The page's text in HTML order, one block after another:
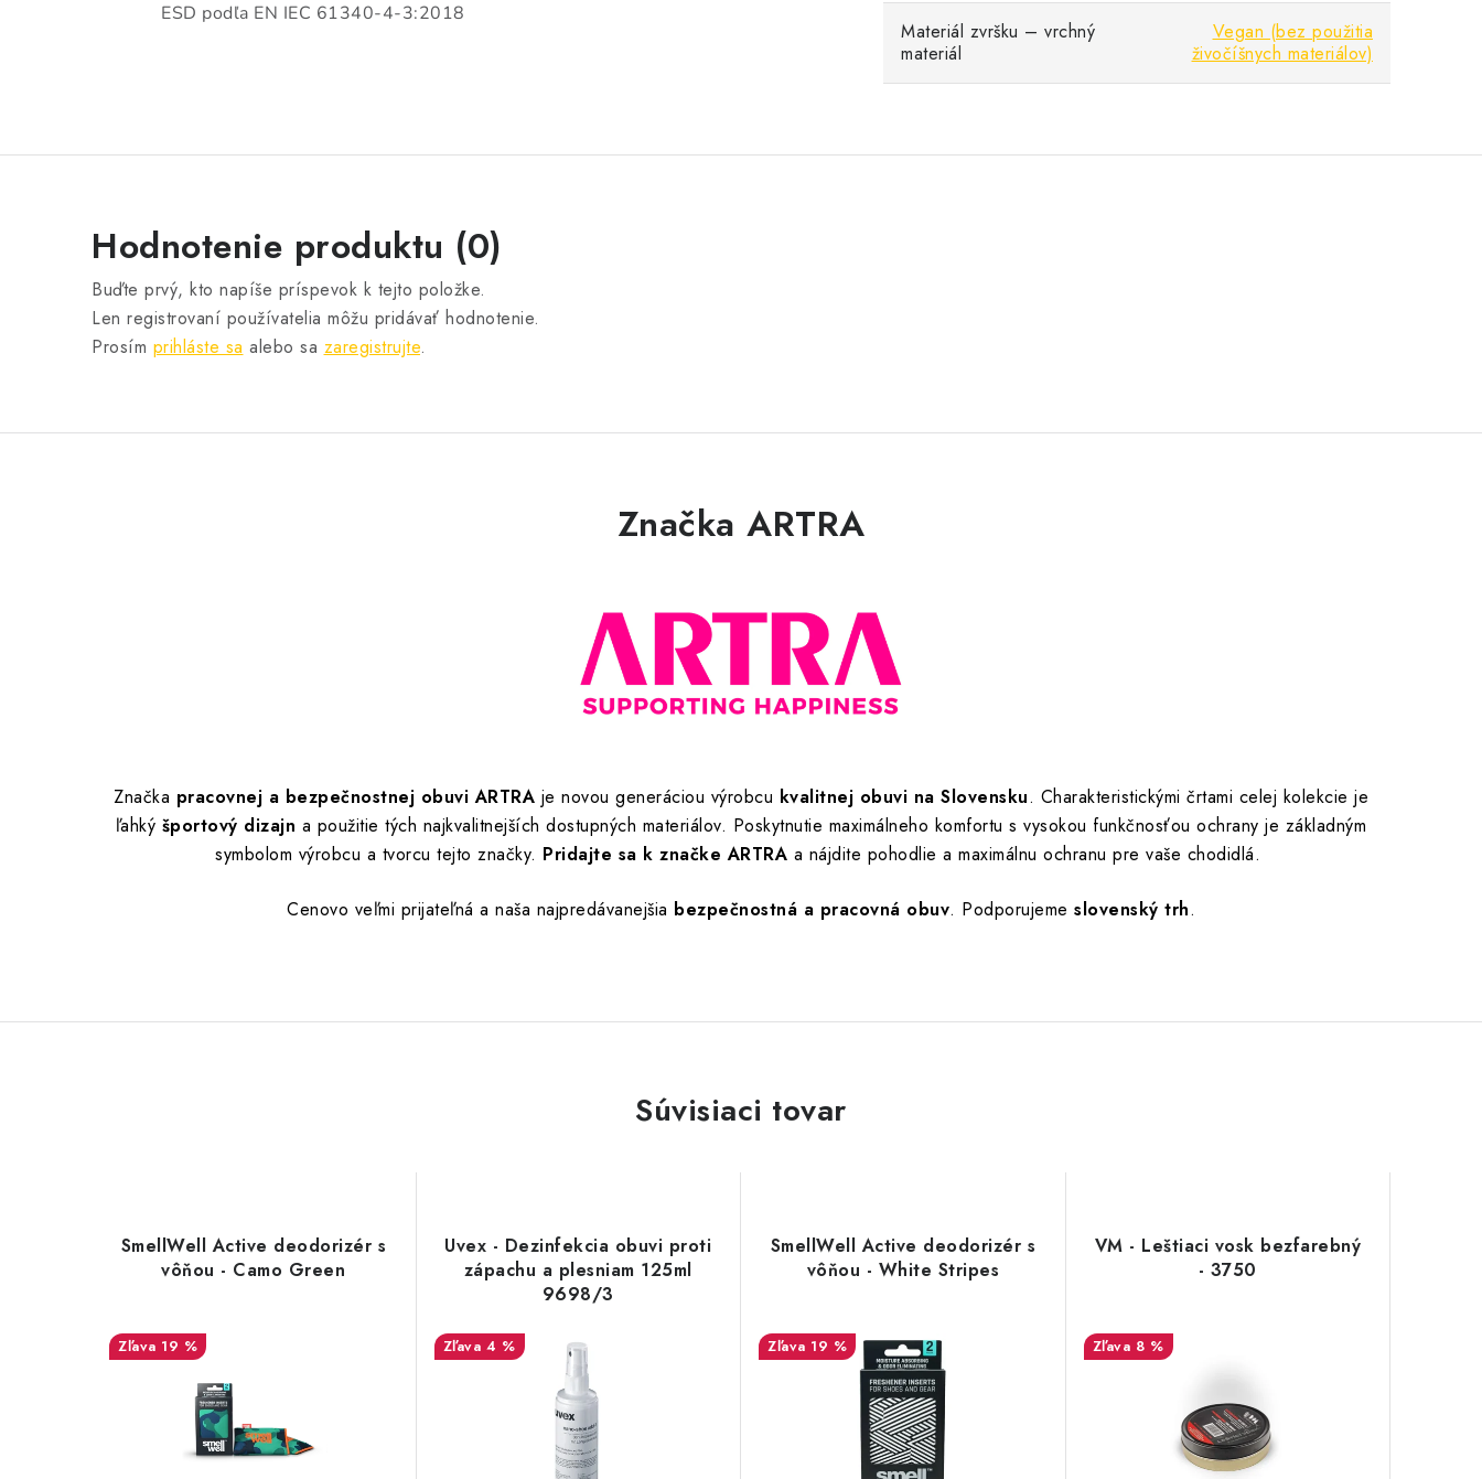
ESD podľa EN IEC 61340-4-3:2018
Materiál zvršku – vrchný
materiál
Vegan (bez použitia
živočíšnych materiálov)
Hodnotenie produktu (0)
Buďte prvý, kto napíše príspevok k tejto položke.
Len registrovaní používatelia môžu pridávať hodnotenie.
Prosím prihláste sa alebo sa zaregistrujte.
Značka ARTRA
Značka pracovnej a bezpečnostnej obuvi ARTRA je novou generáciou výrobcu kvalitnej obuvi na Slovensku. Charakteristickými črtami celej kolekcie je
ľahký športový dizajn a použitie tých najkvalitnejších dostupných materiálov. Poskytnutie maximálneho komfortu s vysokou funkčnosťou ochrany je základným
symbolom výrobcu a tvorcu tejto značky. Pridajte sa k značke ARTRA a nájdite pohodlie a maximálnu ochranu pre vaše chodidlá.
Cenovo veľmi prijateľná a naša najpredávanejšia bezpečnostná a pracovná obuv. Podporujeme slovenský trh.
Súvisiaci tovar
SmellWell Active deodorizér s
vôňou - Camo Green
19 %
Uvex - Dezinfekcia obuvi proti
zápachu a plesniam 125ml
9698/3
4 %
SmellWell Active deodorizér s
vôňou - White Stripes
19 %
VM - Leštiaci vosk bezfarebný
- 3750
8 %